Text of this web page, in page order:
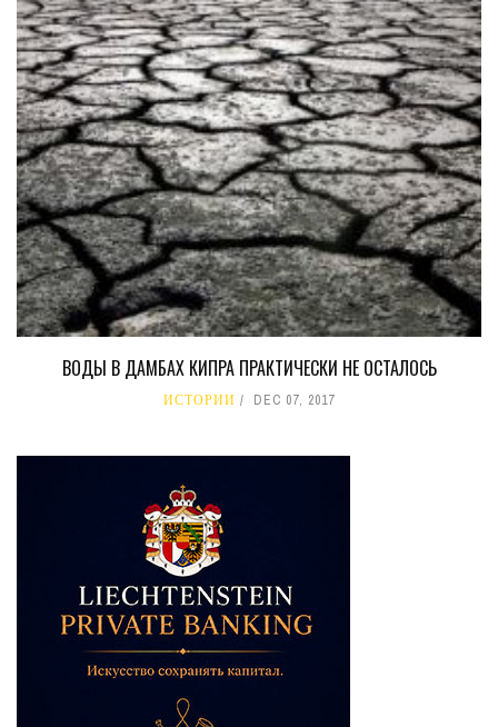
ВОДЫ В ДАМБАХ КИПРА ПРАКТИЧЕСКИ НЕ ОСТАЛОСЬ
ИСТОРИИ DEC 07, 2017